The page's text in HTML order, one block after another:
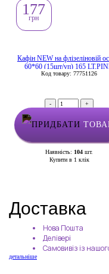
Кафін NEW на флізеліновій
60*60 (15шт/уп) 165
Код товару: 77751126
177
грн
- +
Наявність: 104 шт.
Купити в 1 клік
Доставка
Нова Пошта
Делівері
Самовивіз із
детальніше